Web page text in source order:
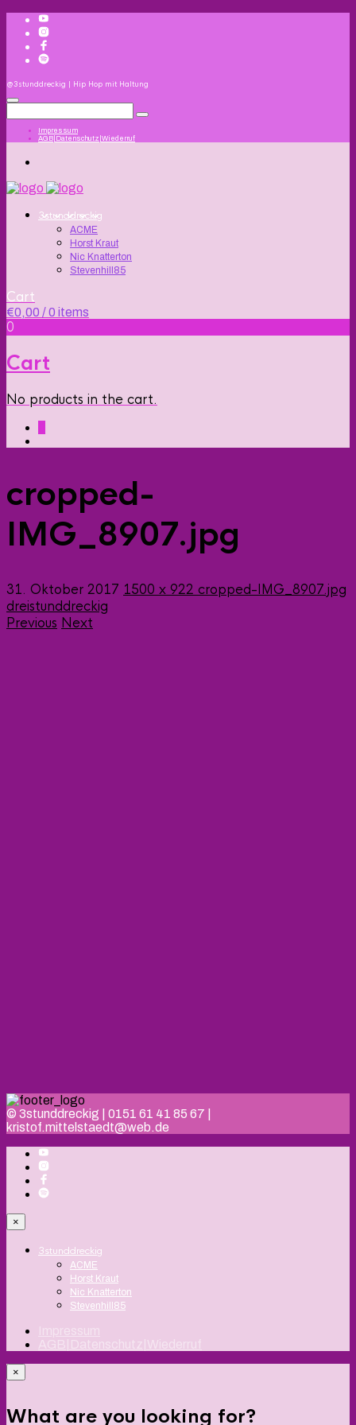
@3stunddreckig | Hip Hop mit Haltung
Impressum
AGB|Datenschutz|Wiederruf
3stunddreckig
ACME
Horst Kraut
Nic Knatterton
Stevenhill85
Cart
€0,00 / 0 items
0
Cart
No products in the cart.
cropped-
IMG_8907.jpg
31. Oktober 2017 1500 x 922 cropped-IMG_8907.jpg
dreistunddreckig
Previous Next
© 3stunddreckig | 0151 61 41 85 67 |
kristof.mittelstaedt@web.de
×
3stunddreckig
ACME
Horst Kraut
Nic Knatterton
Stevenhill85
Impressum
AGB|Datenschutz|Wiederruf
×
What are you looking for?